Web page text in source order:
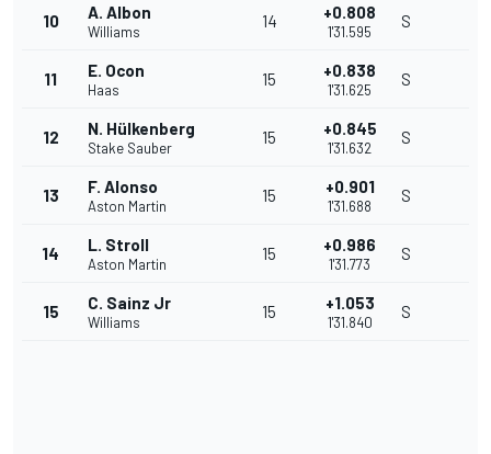
10 A. Albon
Williams
14 +0.808
1'31.595
S
11 E. Ocon
Haas
15 +0.838
1'31.625
S
12 N. Hülkenberg
Stake Sauber
15 +0.845
1'31.632
S
13 F. Alonso
Aston Martin
15 +0.901
1'31.688
S
14 L. Stroll
Aston Martin
15 +0.986
1'31.773
S
15 C. Sainz Jr
Williams
15 +1.053
1'31.840
S